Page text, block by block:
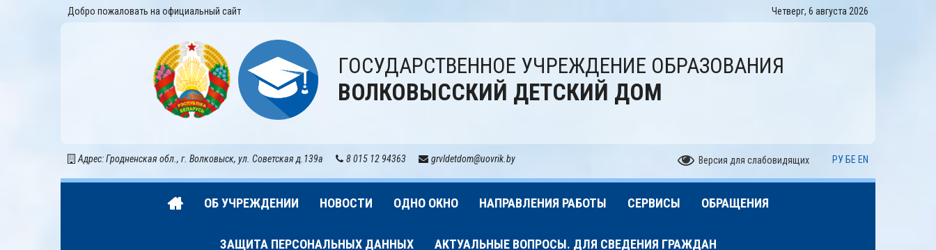
Добро пожаловать на официальный сайт Четверг, 6 августа 2026
ГОСУДАРСТВЕННОЕ УЧРЕЖДЕНИЕ ОБРАЗОВАНИЯ
ВОЛКОВЫССКИЙ ДЕТСКИЙ ДОМ
Адрес: Гродненская обл., г. Волковыск, ул. Советская д.139а 8 015 12 94363 grvldetdom@uovrik.by Версия для слабовидящих РУ БЕ EN
ОБ УЧРЕЖДЕНИИ НОВОСТИ ОДНО ОКНО НАПРАВЛЕНИЯ РАБОТЫ СЕРВИСЫ ОБРАЩЕНИЯ
ЗАЩИТА ПЕРСОНАЛЬНЫХ ДАННЫХ АКТУАЛЬНЫЕ ВОПРОСЫ. ДЛЯ СВЕДЕНИЯ ГРАЖДАН